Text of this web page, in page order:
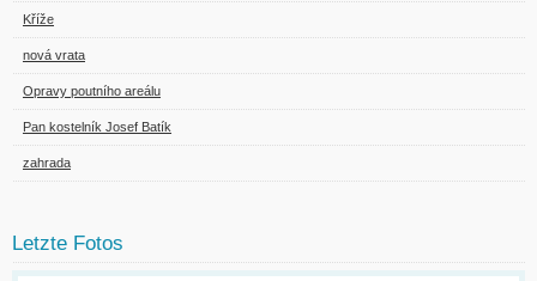
Kříže
nová vrata
Opravy poutního areálu
Pan kostelník Josef Batík
zahrada
Letzte Fotos